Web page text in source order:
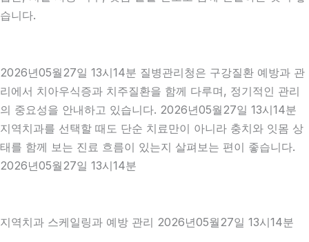
습니다.
2026년05월27일 13시14분 질병관리청은 구강질환 예방과 관
리에서 치아우식증과 치주질환을 함께 다루며, 정기적인 관리
의 중요성을 안내하고 있습니다. 2026년05월27일 13시14분
지역치과를 선택할 때도 단순 치료만이 아니라 충치와 잇몸 상
태를 함께 보는 진료 흐름이 있는지 살펴보는 편이 좋습니다.
2026년05월27일 13시14분
지역치과 스케일링과 예방 관리 2026년05월27일 13시14분